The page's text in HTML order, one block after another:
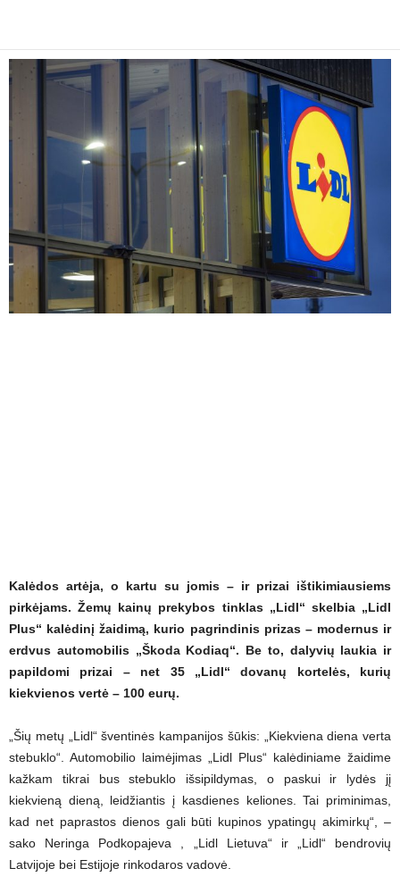
Kalėdos artėja, o kartu su jomis – ir prizai ištikimiausiems
pirkėjams. Žemų kainų prekybos tinklas „Lidl“ skelbia „Lidl
Plus“ kalėdinį žaidimą, kurio pagrindinis prizas – modernus ir
erdvus automobilis „Škoda Kodiaq“. Be to, dalyvių laukia ir
papildomi prizai – net 35 „Lidl“ dovanų kortelės, kurių
kiekvienos vertė – 100 eurų.
„Šių metų „Lidl“ šventinės kampanijos šūkis: „Kiekviena diena verta
stebuklo“. Automobilio laimėjimas „Lidl Plus“ kalėdiniame žaidime
kažkam tikrai bus stebuklo išsipildymas, o paskui ir lydės jį
kiekvieną dieną, leidžiantis į kasdienes keliones. Tai priminimas,
kad net paprastos dienos gali būti kupinos ypatingų akimirkų“, –
sako Neringa Podkopajeva , „Lidl Lietuva“ ir „Lidl“ bendrovių
Latvijoje bei Estijoje rinkodaros vadovė.